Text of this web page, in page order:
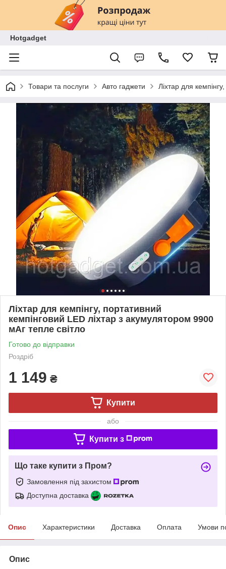
Hotgadget
Товари та послуги Авто гаджети Ліхтар для
Ліхтар для кемпінгу, портативний
кемпінговий LED ліхтар з акумулятором 9900
мАг тепле світло
Готово до відправки
Роздріб
1 149 ₴
Купити
або
Купити з
Що таке купити з Пром?
Замовлення під захистом
Доступна доставка
Опис Характеристики Доставка Оплата Умови
Опис